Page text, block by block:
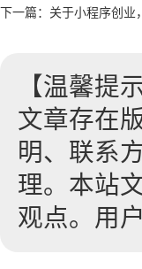
下一篇： 关于小程序创业
【温馨提
文章存在
明、联系
理。本站
观点。用